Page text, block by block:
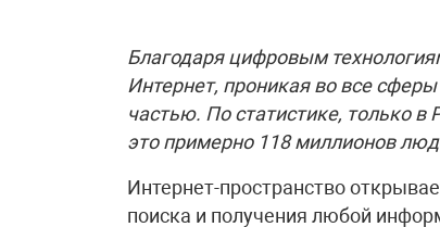
Благодаря цифровым
Интернет, проникая во все
частью. По статистике, только в
это примерно 118 миллионов
Интернет-пространство
поиска и получения любой